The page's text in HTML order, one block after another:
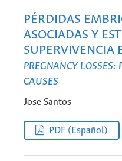
PÉRDIDAS
ASOCIADAS Y
SUPERVIVENCIA
PREGNANCY
CAUSES
Jose Santos
PDF (Español)